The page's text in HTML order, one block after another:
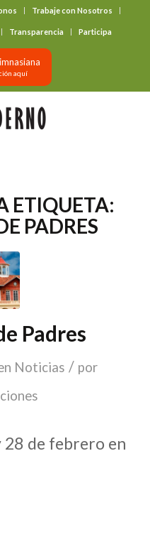
Trabaje con Nosotros
Transparencia Participa
aquí
ETIQUETA:
PADRES
Padres
Noticias / por
28 de febrero en